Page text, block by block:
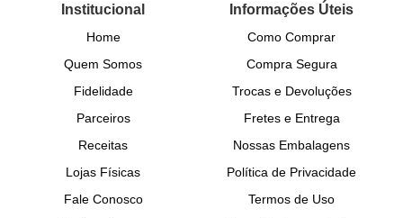
Institucional
Home
Quem Somos
Fidelidade
Parceiros
Receitas
Lojas Físicas
Fale Conosco
Informações Úteis
Como Comprar
Compra Segura
Trocas e Devoluções
Fretes e Entrega
Nossas Embalagens
Política de Privacidade
Termos de Uso